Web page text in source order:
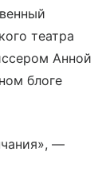
театра
Анной
блоге
—